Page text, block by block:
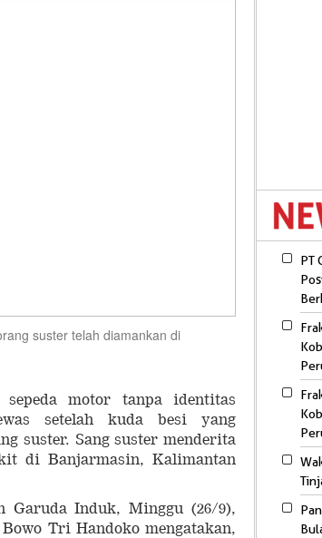
suster telah diamankan di
motor tanpa identitas
setelah kuda besi yang
suster. Sang suster menderita
di Banjarmasin, Kalimantan
Induk, Minggu (26/9),
Tri Handoko mengatakan,
PT